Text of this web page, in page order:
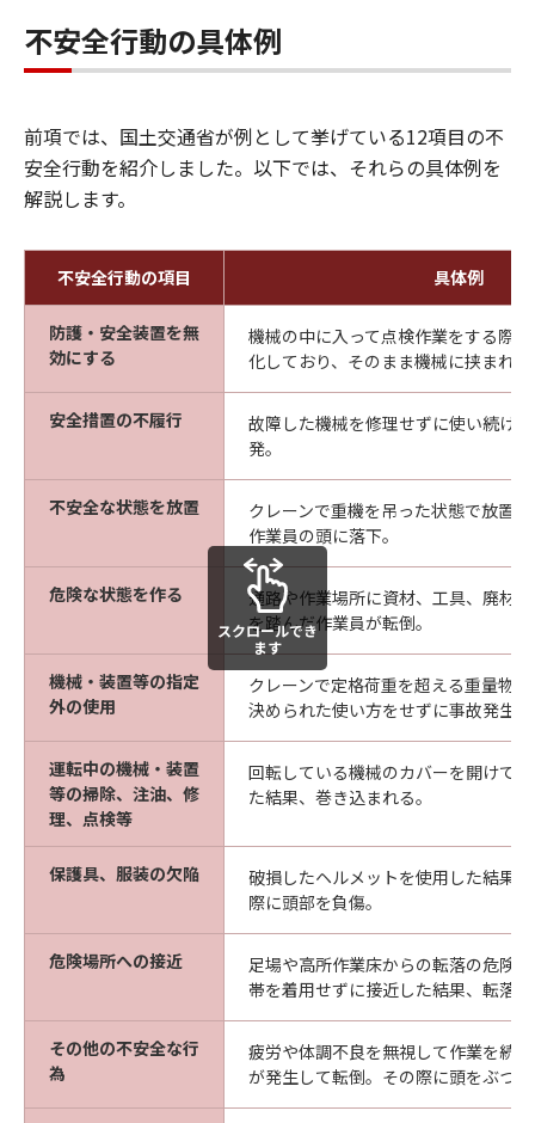
不安全行動の具体例
前項では、国土交通省が例として挙げている12項目の不
安全行動を紹介しました。以下では、それらの具体例を
解説します。
不安全行動の項目 具体例
防護・安全装置を無
効にする
機械の中に入って点検作業をする際
化しており、そのまま機械に挟まれ
安全措置の不履行
故障した機械を修理せずに使い続け
発。
不安全な状態を放置
クレーンで重機を吊った状態で放置
作業員の頭に落下。
危険な状態を作る
通路や作業場所に資材、工具、廃材
を踏んだ作業員が転倒。
機械・装置等の指定
外の使用
クレーンで定格荷重を超える重量物
決められた使い方をせずに事故発生。
運転中の機械・装置
等の掃除、注油、修
理、点検等
回転している機械のカバーを開けて
た結果、巻き込まれる。
保護具、服装の欠陥
破損したヘルメットを使用した結果
際に頭部を負傷。
危険場所への接近
足場や高所作業床からの転落の危険
帯を着用せずに接近した結果、転落。
その他の不安全な行
為
疲労や体調不良を無視して作業を続
が発生して転倒。その際に頭をぶつ
スクロールでき
ます